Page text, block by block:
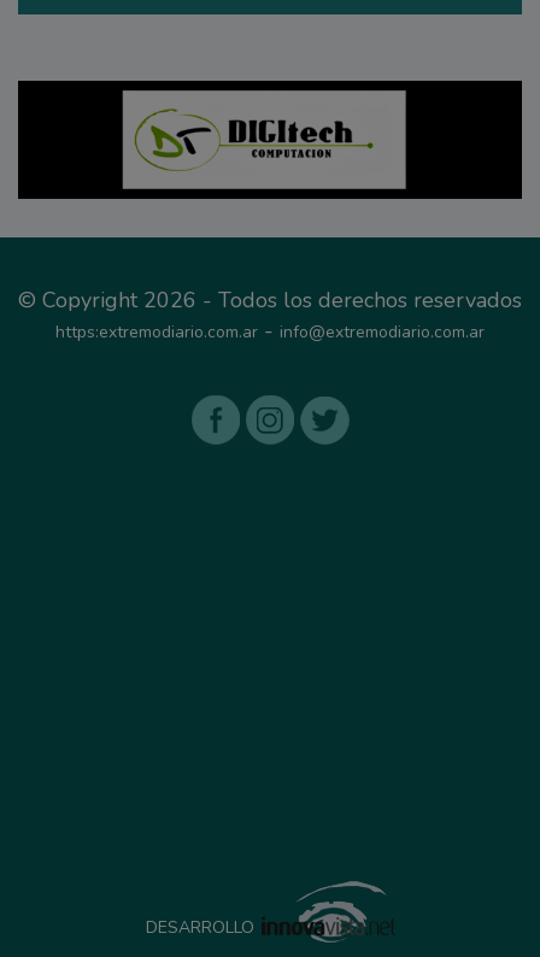
© Copyright 2026 - Todos los derechos reservados
https:extremodiario.com.ar - info@extremodiario.com.ar
DESARROLLO